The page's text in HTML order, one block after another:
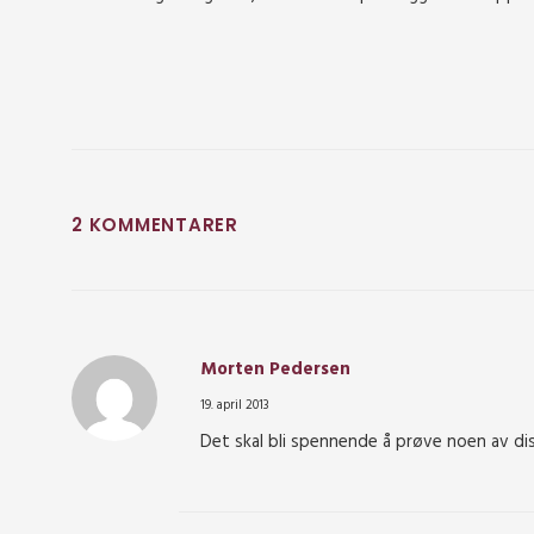
2 KOMMENTARER
Morten Pedersen
19. april 2013
Det skal bli spennende å prøve noen av